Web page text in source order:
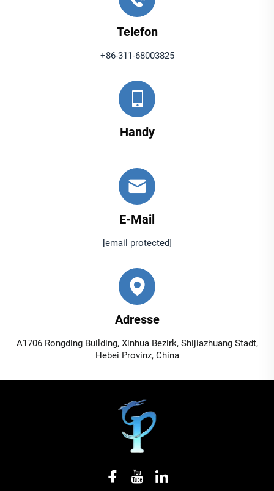
Telefon
+86-311-68003825
Handy
E-Mail
[email protected]
Adresse
A1706 Rongding Building, Xinhua Bezirk, Shijiazhuang Stadt,
Hebei Provinz, China